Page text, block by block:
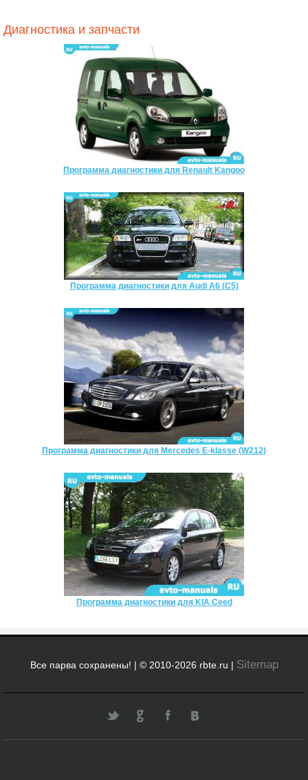
Диагностика и запчасти
Программа диагностики для Renault Kangoo
Программа диагностики для Audi A6 (C5)
Программа диагностики для Mercedes E-klasse (W212)
Программа диагностики для KIA Ceed
Все парва сохранены! | © 2010-2026 rbte.ru | Sitemap